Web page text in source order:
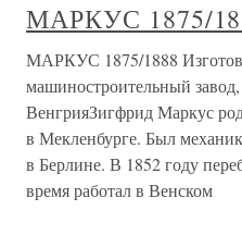
МАРКУС 1875/
МАРКУС 1875/1888
машиностроительный
ВенгрияЗигфрид Маркус
в Мекленбурге. Был
в Берлине. В 1852 году
время работал в Венском